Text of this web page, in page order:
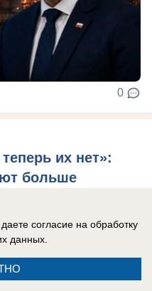
0
их нет»:
больше
не всё так плохо.
согласие на обработку
данных.